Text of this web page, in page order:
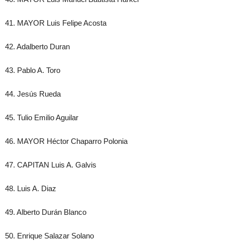
41. MAYOR Luis Felipe Acosta
42. Adalberto Duran
43. Pablo A. Toro
44. Jesús Rueda
45. Tulio Emilio Aguilar
46. MAYOR Héctor Chaparro Polonia
47. CAPITAN Luis A. Galvis
48. Luis A. Diaz
49. Alberto Durán Blanco
50. Enrique Salazar Solano